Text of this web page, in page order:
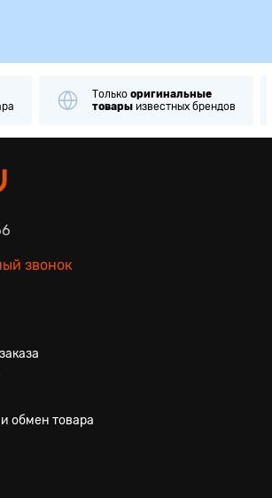
Только оригинальные
товары известных брендов
звонок
обмен товара